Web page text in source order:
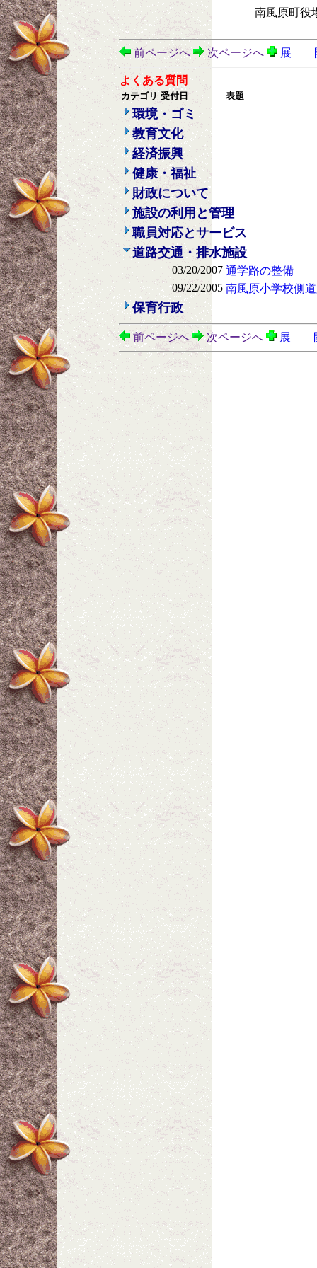
南風原町役
前ページへ 次ページへ 展
よくある質問
カテゴリ 受付日 表題
環境・ゴミ
教育文化
経済振興
健康・福祉
財政について
施設の利用と管理
職員対応とサービス
道路交通・排水施設
03/20/2007 通学路の整備
09/22/2005 南風原小学校側
保育行政
前ページへ 次ページへ 展